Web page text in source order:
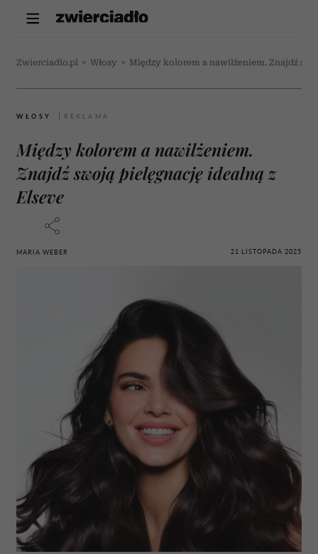
Zwierciadlo.pl > Włosy > Między kolorem a nawilżeniem. Znajdź
WŁOSY
Między kolorem a nawilżeniem.
Znajdź swoją pielęgnację idealną z
Elseve
MARIA WEBER 21 LISTOPADA 2025